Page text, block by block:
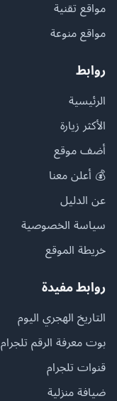
مواقع تقنية
مواقع منوعة
روابط
الرئيسية
الأكثر زيارة
أضف موقع
💰 أعلن معنا
عن الدليل
سياسة الخصوصية
خريطة الموقع
روابط مفيدة
التاريخ الهجري اليوم
بوت معرفة الرقم تلجرام
قنوات تلجرام
ضيافة منزلية